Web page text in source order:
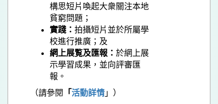
構思短片喚起大衆關注本地
貧窮問題；
實踐： 拍攝短片並於所屬學
校進行推廣；及
網上展覧及匯報： 於網上展
示學習成果，並向評審匯
報。
（請參閱 「活動詳情 」）